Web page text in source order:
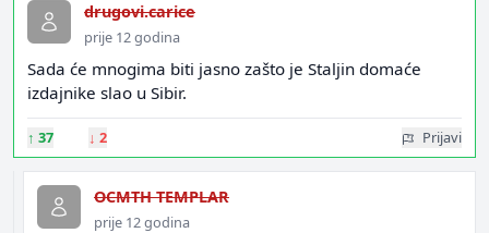
drugovi.carice
prije 12 godina
Sada će mnogima biti jasno zašto je Staljin domaće
izdajnike slao u Sibir.
↑ 37 ↓ 2 Prijavi
OCMTH TEMPLAR
prije 12 godina